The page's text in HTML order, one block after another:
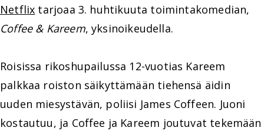
Netflix tarjoaa 3. huhtikuuta toimintakomedian,
Coffee & Kareem, yksinoikeudella.
Roisissa rikoshupailussa 12-vuotias Kareem
palkkaa roiston säikyttämään tiehensä äidin
uuden miesystävän, poliisi James Coffeen. Juoni
kostautuu, ja Coffee ja Kareem joutuvat tekemään